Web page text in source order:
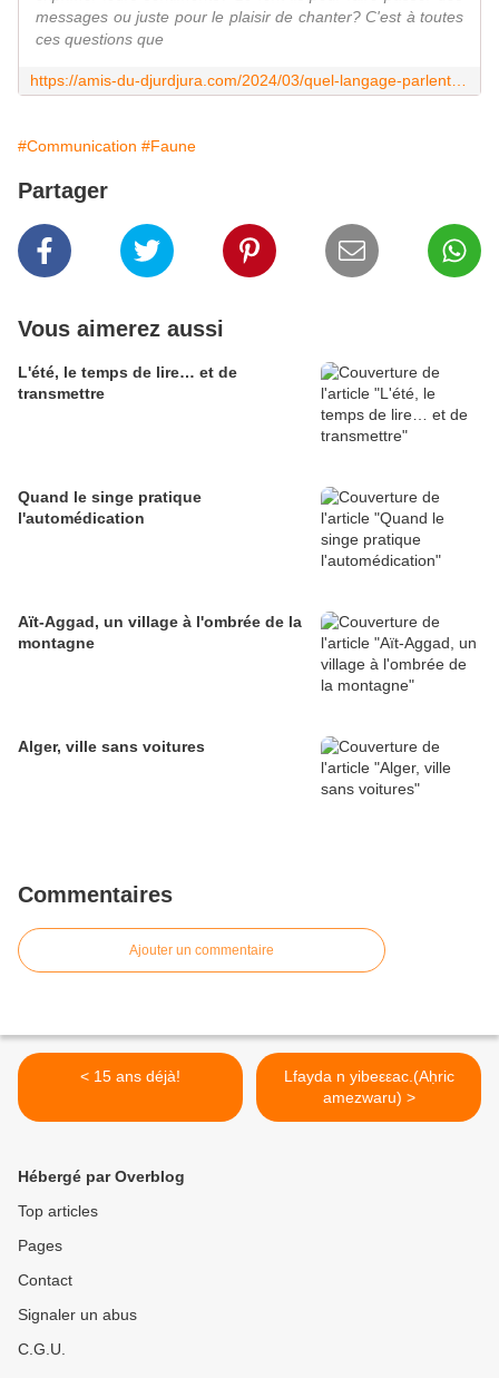
messages ou juste pour le plaisir de chanter? C'est à toutes
ces questions que
#Communication #Faune
Partager
Vous aimerez aussi
L'été, le temps de lire… et de
transmettre
Quand le singe pratique
l'automédication
Aït-Aggad, un village à l'ombrée de la
montagne
Alger, ville sans voitures
Commentaires
Ajouter un commentaire
< 15 ans déjà!
Lfayda n yibeεεac.(Aḥric
amezwaru) >
Hébergé par Overblog
Top articles
Pages
Contact
Signaler un abus
C.G.U.